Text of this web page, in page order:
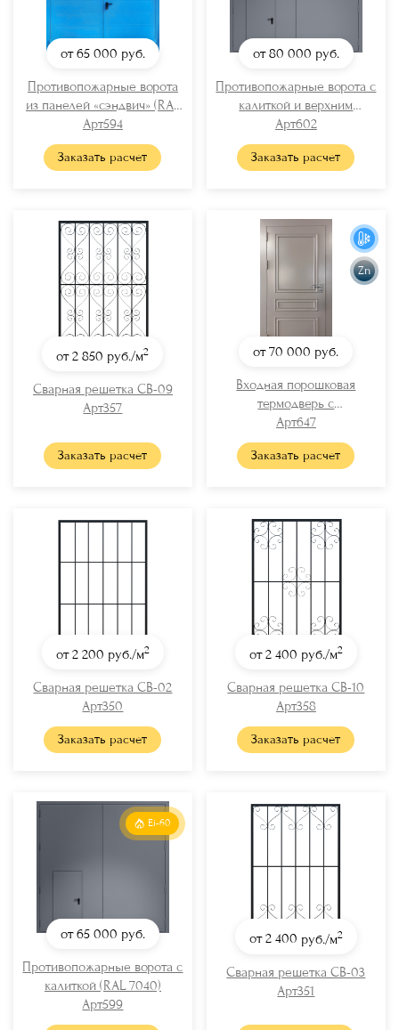
от 65 000 руб.
Противопожарные ворота
из панелей «сэндвич» (RAL
5005)
Арт594
Заказать расчет
от 80 000 руб.
Противопожарные ворота с
калиткой и верхним
остеклением (RAL 7040)
Арт602
Заказать расчет
от 2 850 руб./м2
Сварная решетка СВ-09
Арт357
Заказать расчет
Zn
от 70 000 руб.
Входная порошковая
термодверь с
металлобагетом
Арт647
Заказать расчет
от 2 200 руб./м2
Сварная решетка СВ-02
Арт350
Заказать расчет
от 2 400 руб./м2
Сварная решетка СВ-10
Арт358
Заказать расчет
Ei-60
от 65 000 руб.
Противопожарные ворота с
калиткой (RAL 7040)
Арт599
от 2 400 руб./м2
Сварная решетка СВ-03
Арт351